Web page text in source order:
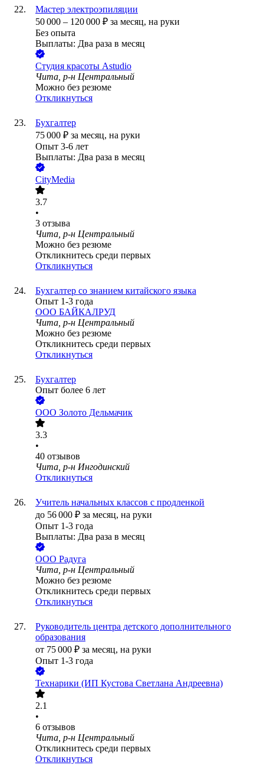
Мастер электроэпиляции
50 000 – 120 000 ₽ за месяц, на руки
Без опыта
Выплаты: Два раза в месяц
Студия красоты Astudio
Чита, р-н Центральный
Можно без резюме
Откликнуться
Бухгалтер
75 000 ₽ за месяц, на руки
Опыт 3-6 лет
Выплаты: Два раза в месяц
CityMedia
3.7
•
3 отзыва
Чита, р-н Центральный
Можно без резюме
Откликнитесь среди первых
Откликнуться
Бухгалтер со знанием китайского языка
Опыт 1-3 года
ООО БАЙКАЛРУД
Чита, р-н Центральный
Можно без резюме
Откликнитесь среди первых
Откликнуться
Бухгалтер
Опыт более 6 лет
ООО Золото Дельмачик
3.3
•
40 отзывов
Чита, р-н Ингодинский
Откликнуться
Учитель начальных классов с продленкой
до 56 000 ₽ за месяц, на руки
Опыт 1-3 года
Выплаты: Два раза в месяц
ООО Радуга
Чита, р-н Центральный
Можно без резюме
Откликнитесь среди первых
Откликнуться
Руководитель центра детского дополнительного
образования
от 75 000 ₽ за месяц, на руки
Опыт 1-3 года
Технарики (ИП Кустова Светлана Андреевна)
2.1
•
6 отзывов
Чита, р-н Центральный
Откликнитесь среди первых
Откликнуться